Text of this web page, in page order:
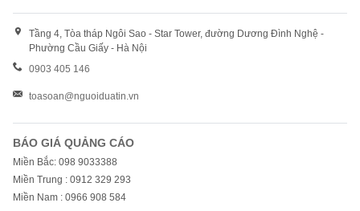
Tầng 4, Tòa tháp Ngôi Sao - Star Tower, đường Dương Đình Nghệ -
Phường Cầu Giấy - Hà Nội
0903 405 146
toasoan@nguoiduatin.vn
BÁO GIÁ QUẢNG CÁO
Miền Bắc: 098 9033388
Miền Trung : 0912 329 293
Miền Nam : 0966 908 584